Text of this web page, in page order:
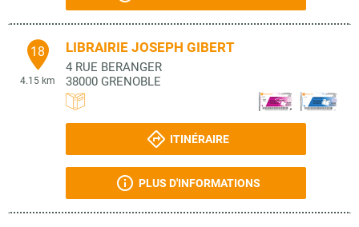
18
4.15 km
LIBRAIRIE JOSEPH GIBERT
4 RUE BERANGER
38000 GRENOBLE
ITINÉRAIRE
PLUS D'INFORMATIONS